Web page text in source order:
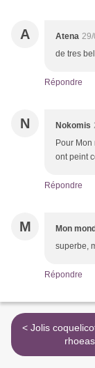
A Atena
de tres
Répondre
N Nokomis
Pour
ont peint
Répondre
M Mon
superbe,
Répondre
< Jolis coquelicot (Papaver